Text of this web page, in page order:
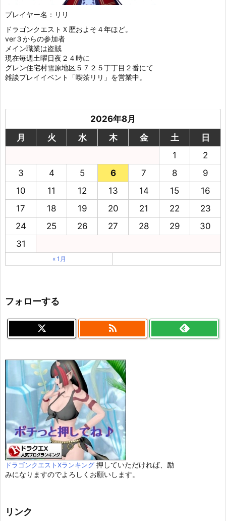
プレイヤー名：リリ
ドラゴンクエストＸ歴およそ４年ほど。
ver３からの参加者
メイン職業は盗賊
現在毎週土曜日夜２４時に
グレン住宅村雪原地区５７２５丁丁目２番にて
雑談プレイイベント「喫茶リリ」を営業中。
2026年8月
月
火 水 木 金 土
日
1
2
3
4 5 6 7 8
9
10
11 12 13 14 15
16
17
18 19 20 21 22
23
24
25 26 27 28 29
30
31
« 1月
フォローする

ドラゴンクエストXランキング 押していただければ、励
みになりますのでよろしくお願いします。
リンク